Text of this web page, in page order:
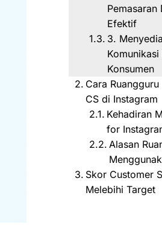
Pemasaran
Efektif
3.
Konsumen
Cara
CS di Instagram
Kehadiran
for
Alasan
Skor Customer
Melebihi Target